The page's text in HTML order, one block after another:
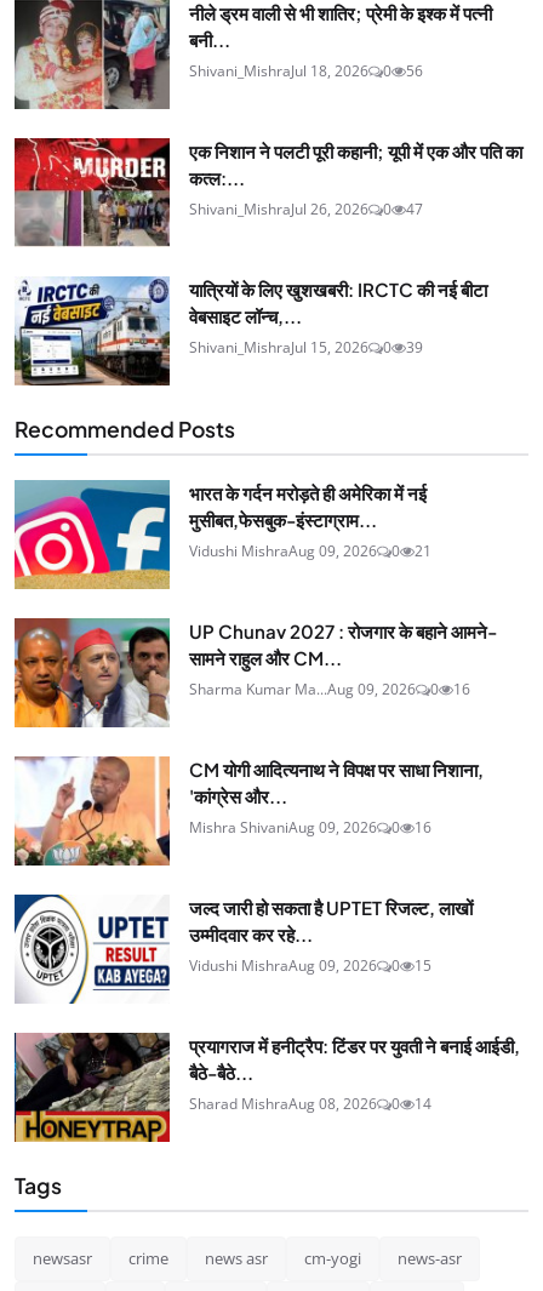
नीले ड्रम वाली से भी शातिर; प्रेमी के इश्‍क में पत्नी
बनी...
Shivani_MishraJul 18, 2026 0 56
एक निशान ने पलटी पूरी कहानी; यूपी में एक और पति का
कत्ल:...
Shivani_MishraJul 26, 2026 0 47
यात्रियों के लिए खुशखबरी: IRCTC की नई बीटा
वेबसाइट लॉन्च,...
Shivani_MishraJul 15, 2026 0 39
Recommended Posts
भारत के गर्दन मरोड़ते ही अमेर‍िका में नई
मुसीबत,फेसबुक-इंस्‍टाग्राम...
Vidushi MishraAug 09, 2026 0 21
UP Chunav 2027 : रोजगार के बहाने आमने-
सामने राहुल और CM...
Sharma Kumar Ma...Aug 09, 2026 0 16
CM योगी आदित्यनाथ ने विपक्ष पर साधा निशाना,
'कांग्रेस और...
Mishra ShivaniAug 09, 2026 0 16
जल्द जारी हो सकता है UPTET रिजल्ट, लाखों
उम्मीदवार कर रहे...
Vidushi MishraAug 09, 2026 0 15
प्रयागराज में हनीट्रैप: टिंडर पर युवती ने बनाई आईडी,
बैठे-बैठे...
Sharad MishraAug 08, 2026 0 14
Tags
newsasr crime news asr cm-yogi news-asr